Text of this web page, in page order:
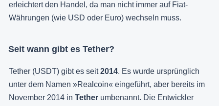
erleichtert den Handel, da man nicht immer auf Fiat-
Währungen (wie USD oder Euro) wechseln muss.
Seit wann gibt es Tether?
Tether (USDT) gibt es seit2014. Es wurde ursprünglich
unter dem Namen »Realcoin« eingeführt, aber bereits im
November 2014 in Tether umbenannt. Die Entwickler